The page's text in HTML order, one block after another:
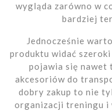
wygląda zarówno w
bardziej
Jednocześnie
produktu widać
pojawia się nawet
akcesoriów do
dobry zakup to nie
organizacji treningu i